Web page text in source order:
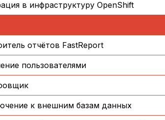
в инфраструктуру OpenShift
отчётов FastReport
пользователями
к внешним базам данных